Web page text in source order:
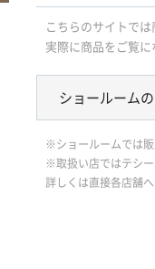
こちらのサイトでは
実際に商品をご覧に
ショールーム
※ショールームでは販
※取扱い店ではテシー
詳しくは直接各店舗